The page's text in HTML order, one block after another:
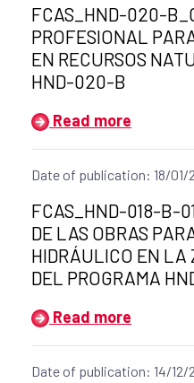
Title of the
FCAS_HND-020-
PROFESIONAL
EN RECURSOS
HND-020-B
Read more
Date of publication: 18/01/
Title of the
FCAS_HND-018-B-
DE LAS OBRAS
HIDRÁULICO EN LA
DEL PROGRAMA
Read more
Date of publication: 14/12/